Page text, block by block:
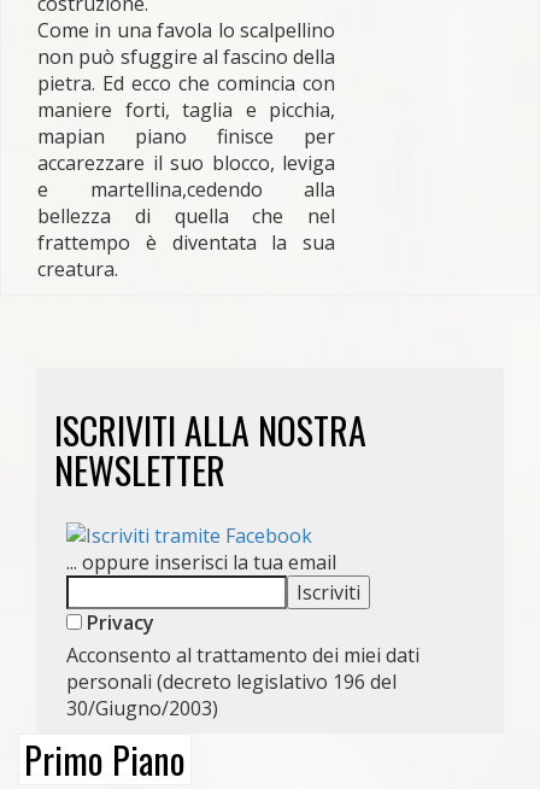
Come in una favola lo scalpellino
non può sfuggire al fascino della
pietra. Ed ecco che comincia con
maniere forti, taglia e picchia,
mapian piano finisce per
accarezzare il suo blocco, leviga
e martellina,cedendo alla
bellezza di quella che nel
frattempo è diventata la sua
creatura.
ISCRIVITI ALLA NOSTRA
NEWSLETTER
... oppure inserisci la tua email
Privacy
Acconsento al trattamento dei miei dati
personali (decreto legislativo 196 del
30/Giugno/2003)
Primo Piano